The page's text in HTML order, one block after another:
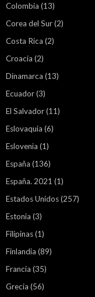
Colombia (13)
Corea del Sur(2)
Costa Rica (2)
Croacia (2)
Dinamarca (13)
Ecuador(3)
El Salvador(11)
Eslovaquia (6)
Eslovenia (1)
España (136)
España. 2021 (1)
Estados Unidos(257)
Estonia (3)
Filipinas(1)
Finlandia (89)
Francia (35)
Grecia (56)